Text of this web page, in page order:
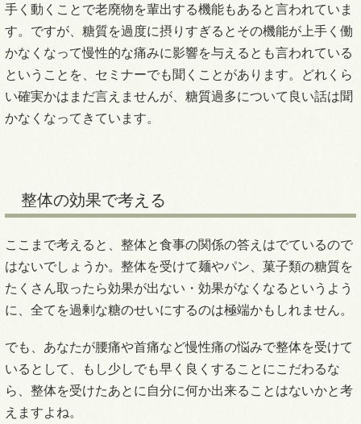
手く動くことで老廃物を輩出する機能もあると言われていま
す。ですが、糖質を過度に摂りすぎるとその機能が上手く働
かなくなって慢性的な痛みに影響を与えるとも言われている
ということを、セミナーでも聞くことがあります。どれくら
い確実かはまだ言えませんが、糖質過多について良い話は聞
かなくなってきています。
整体の効果で考える
ここまで考えると、整体と食事の関係の答えはでているので
はないでしょうか。整体を受けて麺やパン、菓子類の糖質を
たくさん取ったら効果が出ない・効果がなくなるというよう
に、全てを過剰な糖のせいにするのは極端かもしれません。
でも、あなたが腰痛や首痛など慢性痛の悩みで整体を受けて
いるとして、もし少しでも早く良くすることにこだわるな
ら、整体を受けたあとに自分に何か出来ることはないかと考
えますよね。